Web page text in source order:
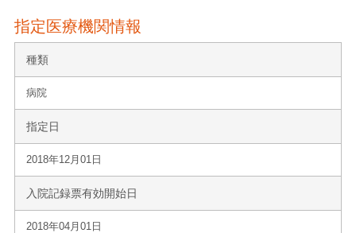
指定医療機関情報
種類
病院
指定日
2018年12月01日
入院記録票有効開始日
2018年04月01日